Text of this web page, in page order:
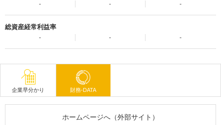
-
- -
総資産経常利益率
- - -
企業早分かり 財務-DATA
ホームページへ（外部サイト）